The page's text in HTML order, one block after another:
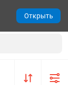
Открыть